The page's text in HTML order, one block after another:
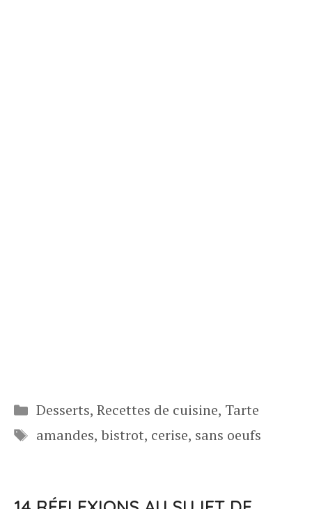
Catégories
Desserts, Recettes de cuisine, Tarte
Étiquettes
amandes, bistrot, cerise, sans oeufs